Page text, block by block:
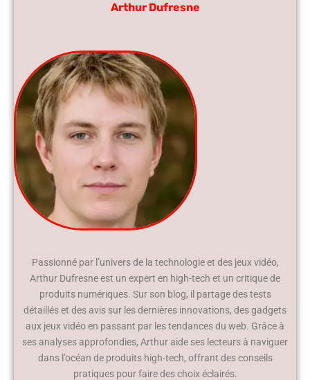
Arthur Dufresne
Passionné par l’univers de la technologie et des jeux vidéo,
Arthur Dufresne est un expert en high-tech et un critique de
produits numériques. Sur son blog, il partage des tests
détaillés et des avis sur les dernières innovations, des gadgets
aux jeux vidéo en passant par les tendances du web. Grâce à
ses analyses approfondies, Arthur aide ses lecteurs à naviguer
dans l’océan de produits high-tech, offrant des conseils
pratiques pour faire des choix éclairés.